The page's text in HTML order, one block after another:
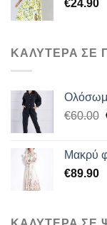
€24.90
ΚΑΛΥΤΕΡΑ ΣΕ
€60.00
Μακρύ
€89.90